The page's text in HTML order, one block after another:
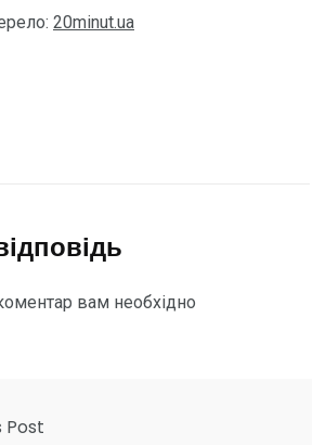
20minut.ua
вам необхідно
Post